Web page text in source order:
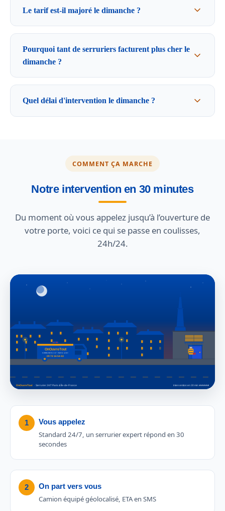
Le tarif est-il majoré le dimanche ?
Pourquoi tant de serruriers facturent plus cher le
dimanche ?
Quel délai d'intervention le dimanche ?
COMMENT ÇA MARCHE
Notre intervention en 30 minutes
Du moment où vous appelez jusqu’à l’ouverture de
votre porte, voici ce qui se passe en coulisses,
24h/24.
1 Vous appelez
Standard 24/7, un serrurier expert répond en 30
secondes
2 On part vers vous
Camion équipé géolocalisé, ETA en SMS